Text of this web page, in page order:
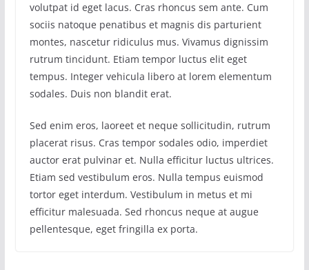
volutpat id eget lacus. Cras rhoncus sem ante. Cum
sociis natoque penatibus et magnis dis parturient
montes, nascetur ridiculus mus. Vivamus dignissim
rutrum tincidunt. Etiam tempor luctus elit eget
tempus. Integer vehicula libero at lorem elementum
sodales. Duis non blandit erat.
Sed enim eros, laoreet et neque sollicitudin, rutrum
placerat risus. Cras tempor sodales odio, imperdiet
auctor erat pulvinar et. Nulla efficitur luctus ultrices.
Etiam sed vestibulum eros. Nulla tempus euismod
tortor eget interdum. Vestibulum in metus et mi
efficitur malesuada. Sed rhoncus neque at augue
pellentesque, eget fringilla ex porta.